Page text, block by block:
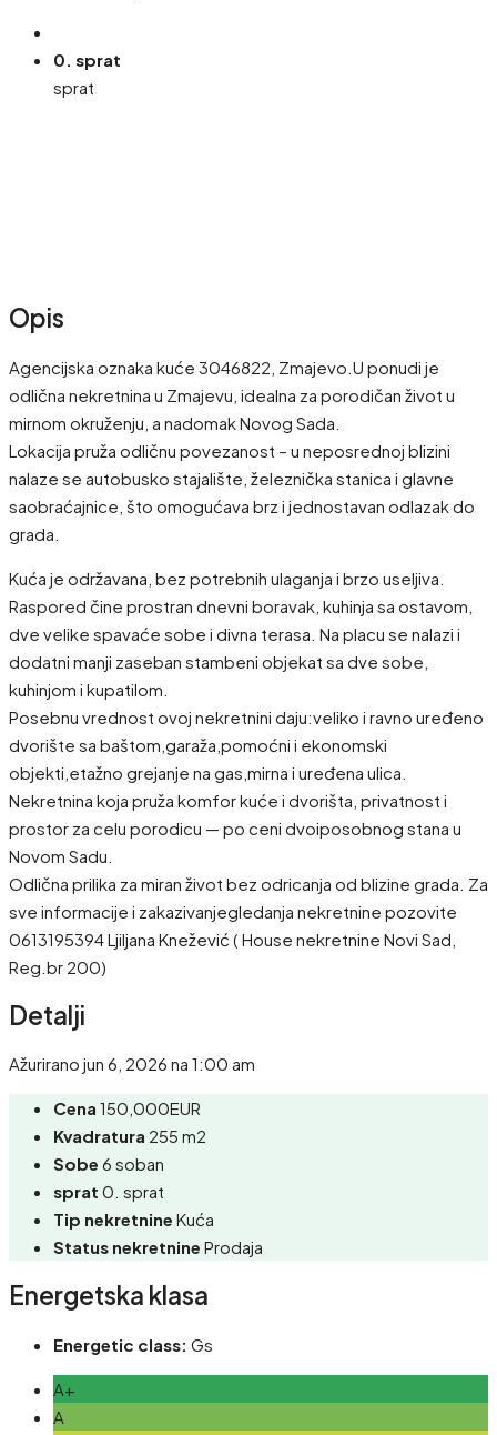
0. sprat
sprat
Opis
Agencijska oznaka kuće 3046822, Zmajevo.U ponudi je
odlična nekretnina u Zmajevu, idealna za porodičan život u
mirnom okruženju, a nadomak Novog Sada.
Lokacija pruža odličnu povezanost – u neposrednoj blizini
nalaze se autobusko stajalište, železnička stanica i glavne
saobraćajnice, što omogućava brz i jednostavan odlazak do
grada.
Kuća je održavana, bez potrebnih ulaganja i brzo useljiva.
Raspored čine prostran dnevni boravak, kuhinja sa ostavom,
dve velike spavaće sobe i divna terasa. Na placu se nalazi i
dodatni manji zaseban stambeni objekat sa dve sobe,
kuhinjom i kupatilom.
Posebnu vrednost ovoj nekretnini daju:veliko i ravno uređeno
dvorište sa baštom,garaža,pomoćni i ekonomski
objekti,etažno grejanje na gas,mirna i uređena ulica.
Nekretnina koja pruža komfor kuće i dvorišta, privatnost i
prostor za celu porodicu — po ceni dvoiposobnog stana u
Novom Sadu.
Odlična prilika za miran život bez odricanja od blizine grada. Za
sve informacije i zakazivanjegledanja nekretnine pozovite
0613195394 Ljiljana Knežević ( House nekretnine Novi Sad,
Reg.br 200)
Detalji
Ažurirano jun 6, 2026 na 1:00 am
Cena 150,000EUR
Kvadratura 255 m2
Sobe 6 soban
sprat 0. sprat
Tip nekretnine Kuća
Status nekretnine Prodaja
Energetska klasa
Energetic class: Gs
A+
A